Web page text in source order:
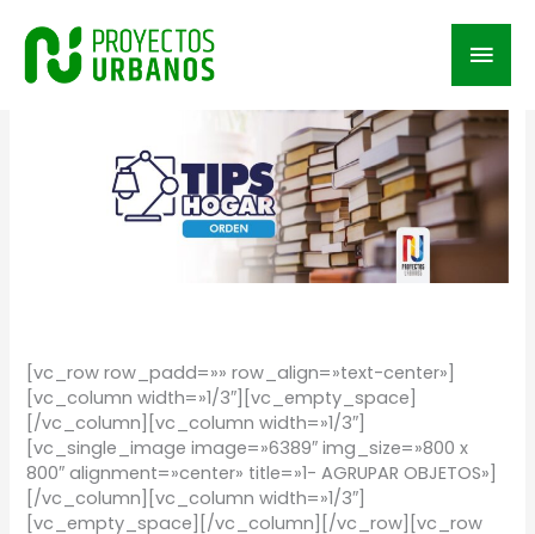
contenido
[vc_row row_padd=»» row_align=»text-center»]
[vc_column width=»1/3″][vc_empty_space]
[/vc_column][vc_column width=»1/3″]
[vc_single_image image=»6389″ img_size=»800 x
800″ alignment=»center» title=»1- AGRUPAR OBJETOS»]
[/vc_column][vc_column width=»1/3″]
[vc_empty_space][/vc_column][/vc_row][vc_row